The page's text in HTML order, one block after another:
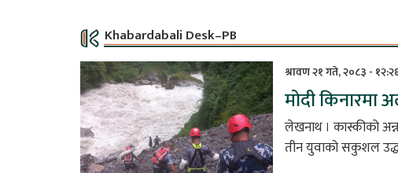
Khabardabali Desk–PB
श्रावण २१ गते, २०८३ -
मोदी किनारमा
लेखनाथ । कास्कीको
तीन युवाको सकुशल